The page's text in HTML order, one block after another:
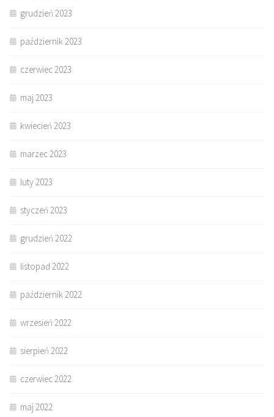
grudzień 2023
październik 2023
czerwiec 2023
maj 2023
kwiecień 2023
marzec 2023
luty 2023
styczeń 2023
grudzień 2022
listopad 2022
październik 2022
wrzesień 2022
sierpień 2022
czerwiec 2022
maj 2022